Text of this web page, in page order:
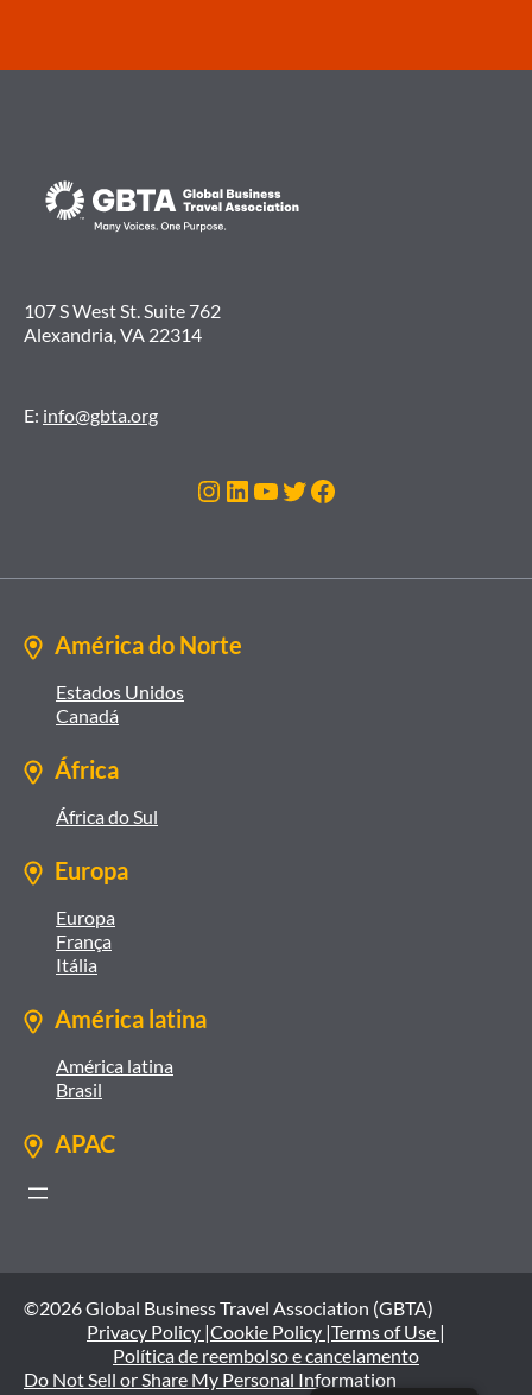
107 S West St. Suite 762
Alexandria, VA 22314
E: info@gbta.org
Instagram
LinkedIn
Youtube
Twitter
Facebook
América do Norte
Estados Unidos
Canadá
África
África do Sul
Europa
Europa
França
Itália
América latina
América latina
Brasil
APAC
©2026 Global Business Travel Association (GBTA)
Privacy Policy |Cookie Policy |Terms of Use |
Política de reembolso e cancelamento
Do Not Sell or Share My Personal Information